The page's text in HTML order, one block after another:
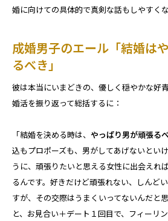
婚に向けての具体的で真剣な話もしやすくな
成婚男子のエール「結婚は
るべき」
彼は本当にいまどきの、優しく穏やかな好
婚活を振り返って総括するに：
「結婚を決める時は、 やっぱり男が頑張る
込もプロポーズも、男がしてあげないとい
うに、頑張りたいと思える女性に出会えれ
るんです。好きだけど頑張れない、しんど
すが、その交際はうまくいってないんだと
と、お見合い＋デート１回目で、フィーリ